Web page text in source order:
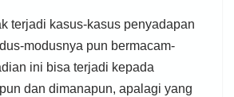
terjadi kasus-kasus penyadapan
modusnya pun bermacam-
ini bisa terjadi kepada
dan dimanapun, apalagi yang